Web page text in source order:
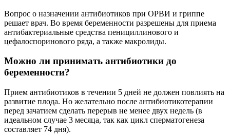
Вопрос о назначении антибиотиков при ОРВИ и гриппе
решает врач. Во время беременности разрешены для приема
антибактериальные средства пенициллинового и
цефалоспоринового ряда, а также макролиды.
Можно ли принимать антибиотики до
беременности?
Прием антибиотиков в течении 5 дней не должен повлиять на
развитие плода. Но желательно после антибиотикотерапии
перед зачатием сделать перерыв не менее двух недель (в
идеальном случае 3 месяца, так как цикл сперматогенеза
составляет 74 дня).